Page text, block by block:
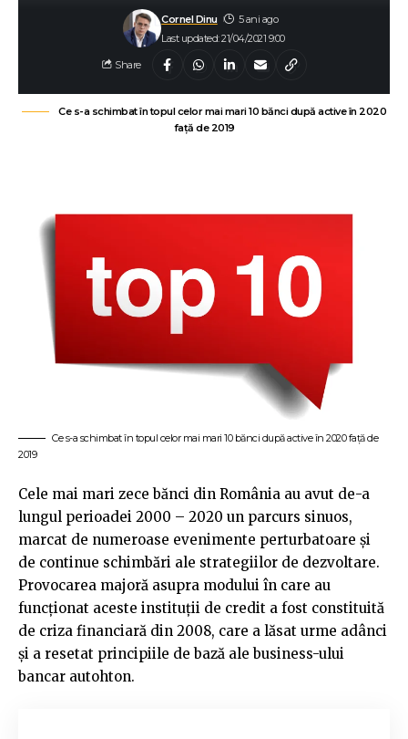
Last updated: 21/04/2021 9:00
Cornel Dinu 5 ani ago
Share
Ce s-a schimbat în topul celor mai mari 10 bănci după active în 2020
față de 2019
Ce s-a schimbat în topul celor mai mari 10 bănci după active în 2020 față de
2019
Cele mai mari zece bănci din România au avut de-a
lungul perioadei 2000 – 2020 un parcurs sinuos,
marcat de numeroase evenimente perturbatoare și
de continue schimbări ale strategiilor de dezvoltare.
Provocarea majoră asupra modului în care au
funcționat aceste instituții de credit a fost constituită
de criza financiară din 2008, care a lăsat urme adânci
și a resetat principiile de bază ale business-ului
bancar autohton.